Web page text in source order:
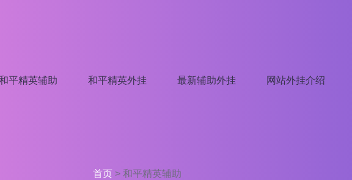
平精英辅助 和平精英外挂 最新辅助外挂 网站外挂介绍
首页 > 和平精英辅助